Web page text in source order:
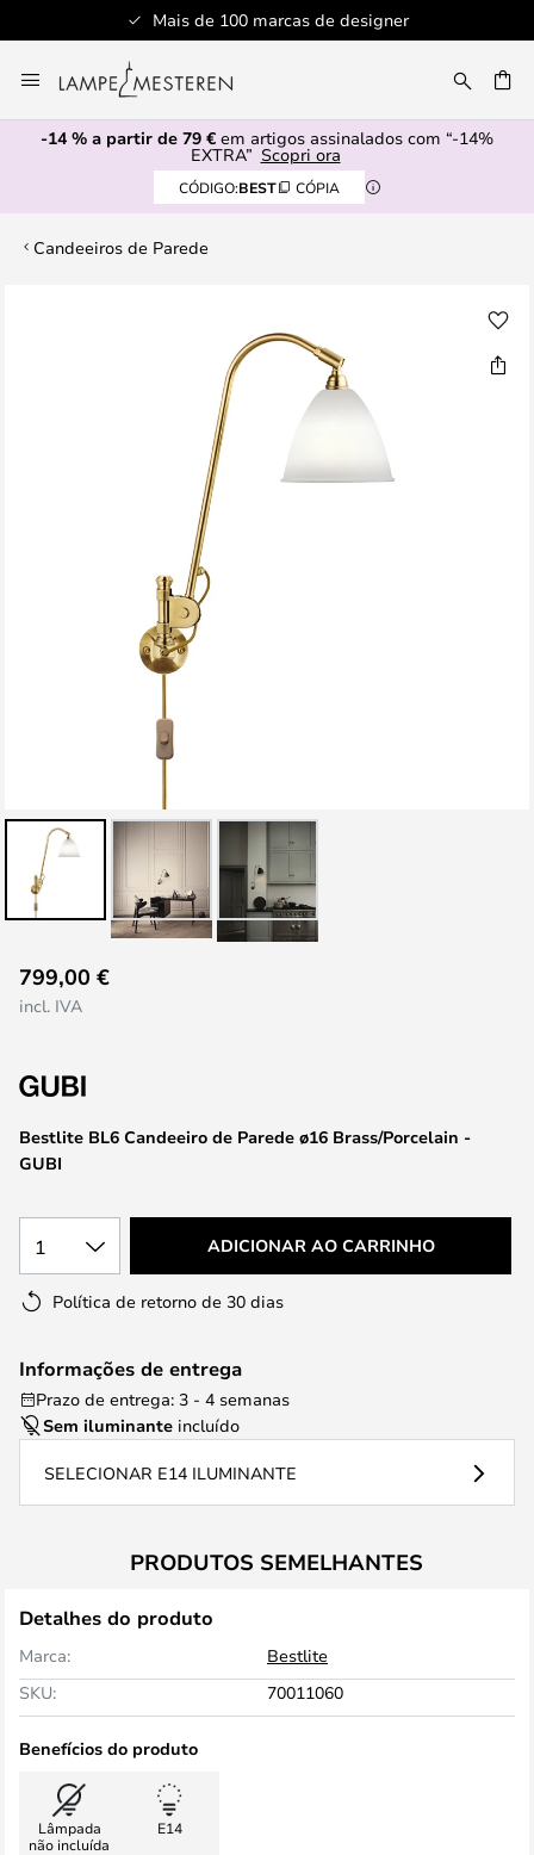
Mais de 100 marcas de designer
para
o
Conteúdo
-14 % a partir de 79 € em artigos assinalados com “-14%
EXTRA” Scopri ora
CÓDIGO:BEST CÓPIA
Candeeiros de Parede
para
da
Galeria
de
imagens
Bestlite BL6 Candeeiro de Parede ø16 Brass/Porcelain -
GUBI
799,00 €
incl. IVA
1 ADICIONAR AO CARRINHO
Política de retorno de 30 dias
Informações de entrega
Prazo de entrega: 3 - 4 semanas
Sem iluminante incluído
SELECIONAR E14 ILUMINANTE
PRODUTOS SEMELHANTES
Detalhes do produto
Marca:
Bestlite
SKU:
70011060
Benefícios do produto
Lâmpada
não incluída
E14